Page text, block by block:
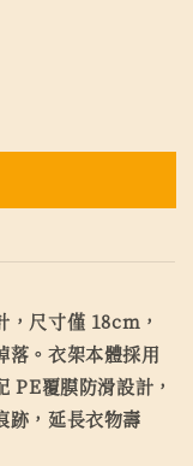
，尺寸僅 18cm，
落。衣架本體採用
PE覆膜防滑設計，
跡，延長衣物壽